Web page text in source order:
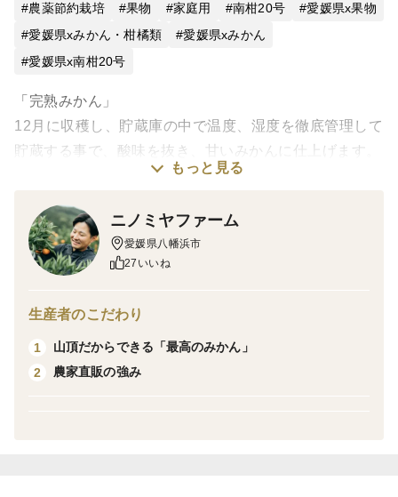
農薬節約栽培 果物 家庭用 南柑20号
愛媛県x果物
愛媛県xみかん・柑橘類
愛媛県xみかん
愛媛県x南柑20号
「完熟みかん」
12月に収穫し、貯蔵庫の中で温度、湿度を徹底管理して
貯蔵する事で、酸味を抜き、甘いみかんに仕上げます。
酸味の苦手な方や、甘いみかんが好きな方におすすめで
こちらご家庭用商品ですが、見た目の綺麗な物も入って
おり、「良品」の部類となります。贈り物にも最適で
内容量:温州みかん
・みかん箱込み3キロ(内容量約2.7キロ)
もっと見る
ニノミヤファーム
愛媛県八幡浜市
27いいね
生産者のこだわり
1
山頂だからできる「最高のみかん」
2
農家直販の強み